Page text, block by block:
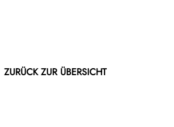
ZURÜCK ZUR ÜBERSICHT